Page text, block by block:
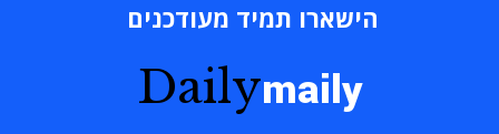
הישארו תמיד מעודכנים
Dailymaily